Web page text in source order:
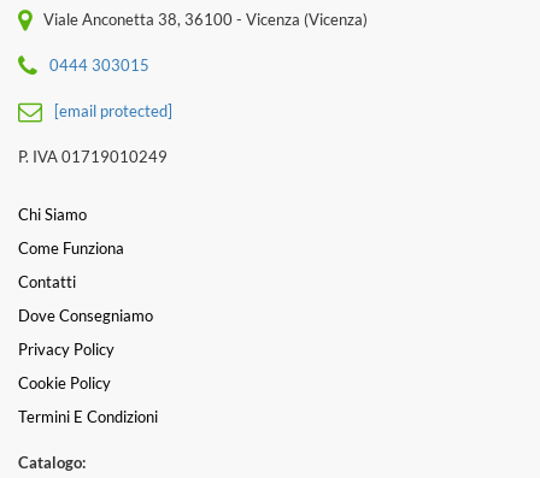
Viale Anconetta 38, 36100 - Vicenza (Vicenza)
0444 303015
[email protected]
P. IVA 01719010249
Chi Siamo
Come Funziona
Contatti
Dove Consegniamo
Privacy Policy
Cookie Policy
Termini E Condizioni
Catalogo: